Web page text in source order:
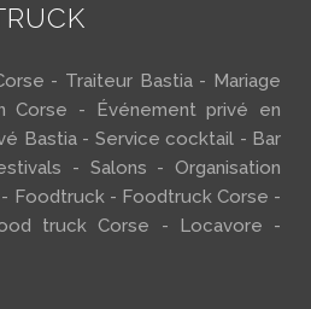
- Traiteur Bastia - Mariage
Corse - Événement privé en
Bastia - Service cocktail - Bar
- Salons - Organisation
- Foodtruck - Foodtruck Corse -
truck Corse - Locavore -